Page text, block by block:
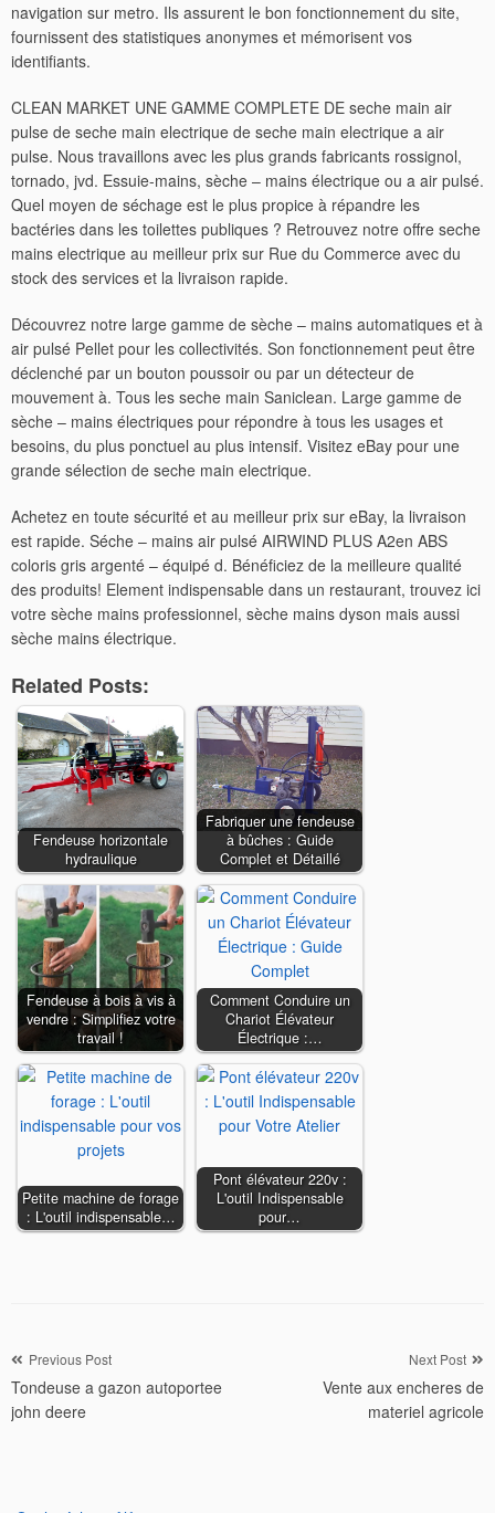
navigation sur metro. Ils assurent le bon fonctionnement du site,
fournissent des statistiques anonymes et mémorisent vos
identifiants.
CLEAN MARKET UNE GAMME COMPLETE DE seche main air
pulse de seche main electrique de seche main electrique a air
pulse. Nous travaillons avec les plus grands fabricants rossignol,
tornado, jvd. Essuie-mains, sèche – mains électrique ou a air pulsé.
Quel moyen de séchage est le plus propice à répandre les
bactéries dans les toilettes publiques ? Retrouvez notre offre seche
mains electrique au meilleur prix sur Rue du Commerce avec du
stock des services et la livraison rapide.
Découvrez notre large gamme de sèche – mains automatiques et à
air pulsé Pellet pour les collectivités. Son fonctionnement peut être
déclenché par un bouton poussoir ou par un détecteur de
mouvement à. Tous les seche main Saniclean. Large gamme de
sèche – mains électriques pour répondre à tous les usages et
besoins, du plus ponctuel au plus intensif. Visitez eBay pour une
grande sélection de seche main electrique.
Achetez en toute sécurité et au meilleur prix sur eBay, la livraison
est rapide. Séche – mains air pulsé AIRWIND PLUS A2en ABS
coloris gris argenté – équipé d. Bénéficiez de la meilleure qualité
des produits! Element indispensable dans un restaurant, trouvez ici
votre sèche mains professionnel, sèche mains dyson mais aussi
sèche mains électrique.
Related Posts:
Fendeuse horizontale
hydraulique
Fabriquer une fendeuse
à bûches : Guide
Complet et Détaillé
Fendeuse à bois à vis à
vendre : Simplifiez votre
travail !
Comment Conduire un
Chariot Élévateur
Électrique :…
Petite machine de forage
: L'outil indispensable…
Pont élévateur 220v :
L'outil Indispensable
pour…
Navigation
de
l’article
Previous Post
Tondeuse a gazon autoportee
john deere
Next Post
Vente aux encheres de
materiel agricole